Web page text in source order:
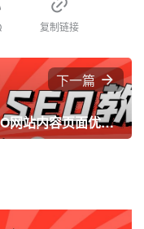
复制链接
下一篇
SEO网站内容页面优化,SEO图像优化方法